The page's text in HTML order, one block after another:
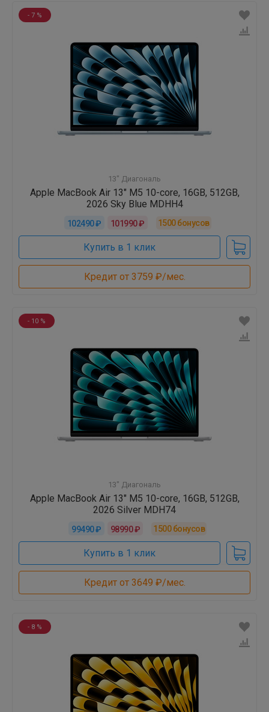
- 7 %
13" Диагональ
Apple MacBook Air 13" M5 10-core, 16GB, 512GB,
2026 Sky Blue MDHH4
102490 ₽ 101990 ₽ 1500бонусов
Купить в 1 клик
Кредит от 3759 ₽/мес.
- 10 %
13" Диагональ
Apple MacBook Air 13" M5 10-core, 16GB, 512GB,
2026 Silver MDH74
99490 ₽ 98990 ₽ 1500бонусов
Купить в 1 клик
Кредит от 3649 ₽/мес.
- 8 %